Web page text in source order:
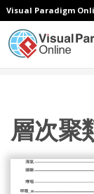
Visual Paradigm
層次聚